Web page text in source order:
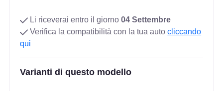
Li riceverai entro il giorno04 Settembre
Verifica la compatibilità con la tua autocliccando
qui
Varianti di questo modello